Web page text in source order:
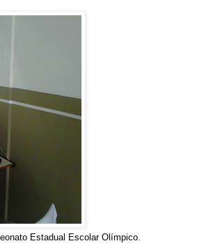
Estadual Escolar Olímpico.